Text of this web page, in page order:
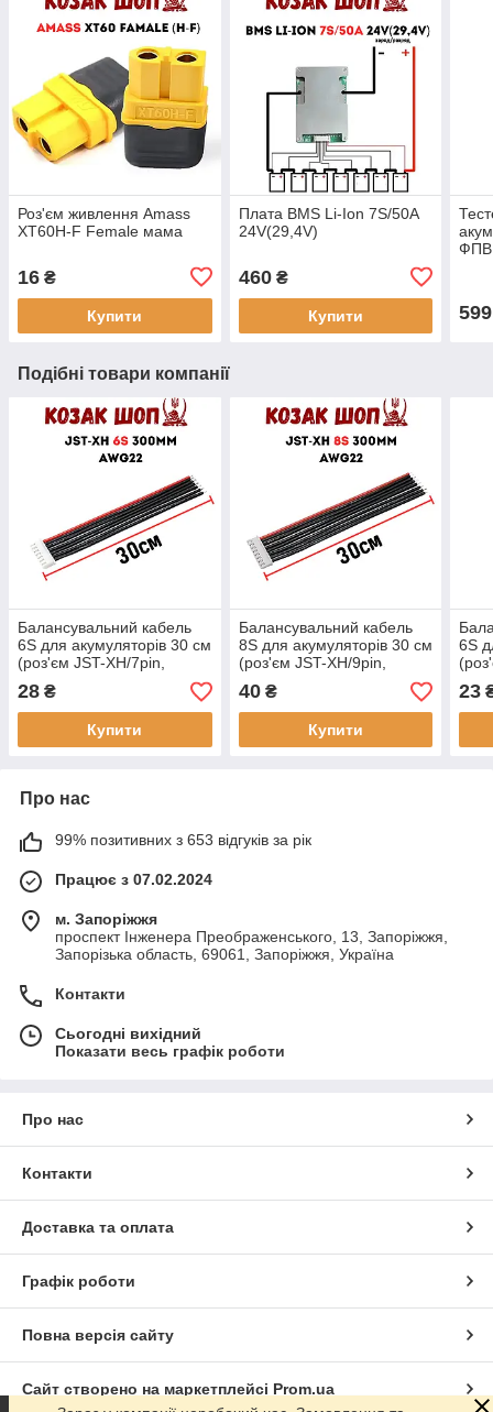
Роз'єм живлення Amass
XT60H-F Female мама
16 ₴
Купити
Плата BMS Li-Ion 7S/50А
24V(29,4V)
460₴
Купити
ФПВ
599
Подібні товари компанії
Балансувальний кабель
6S для акумуляторів 30 см
(роз'єм JST-XH/7pin,
силікон 22AWG)
28 ₴
Купити
Балансувальний кабель
8S для акумуляторів 30 см
(роз'єм JST-XH/9pin,
силікон 22AWG)
40₴
Купити
6S
23
Про нас
99% позитивних з 653 відгуків за рік
Працює з 07.02.2024
м. Запоріжжя
проспект Інженера Преображенського, 13, Запоріжжя,
Запорізька область, 69061, Запоріжжя, Україна
Контакти
Сьогодні вихідний
Показати весь графік роботи
Про нас
Контакти
Доставка та оплата
Графік роботи
Повна версія сайту
Сайт створено на маркетплейсі Prom.ua